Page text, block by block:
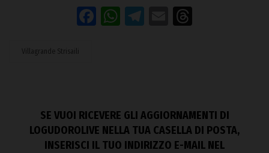
Facebook
WhatsApp
Telegram
Email
Villagrande Strisaili
SE VUOI RICEVERE GLI AGGIORNAMENTI DI
LOGUDOROLIVE NELLA TUA CASELLA DI POSTA,
INSERISCI IL TUO INDIRIZZO E-MAIL NEL